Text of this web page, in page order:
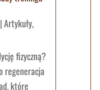
|Artykuły,
fizyczną?
regeneracja
które